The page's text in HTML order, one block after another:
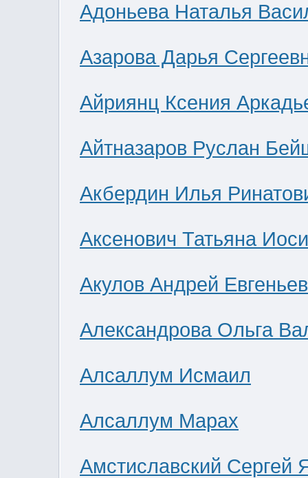
Адоньева Наталья
Азарова Дарья
Айриянц Ксения
Айтназаров Руслан
Акбердин Илья
Аксенович Татьяна
Акулов Андрей
Александрова Ольга
Алсаллум Исмаил
Алсаллум Марах
Амстиславский Сергей